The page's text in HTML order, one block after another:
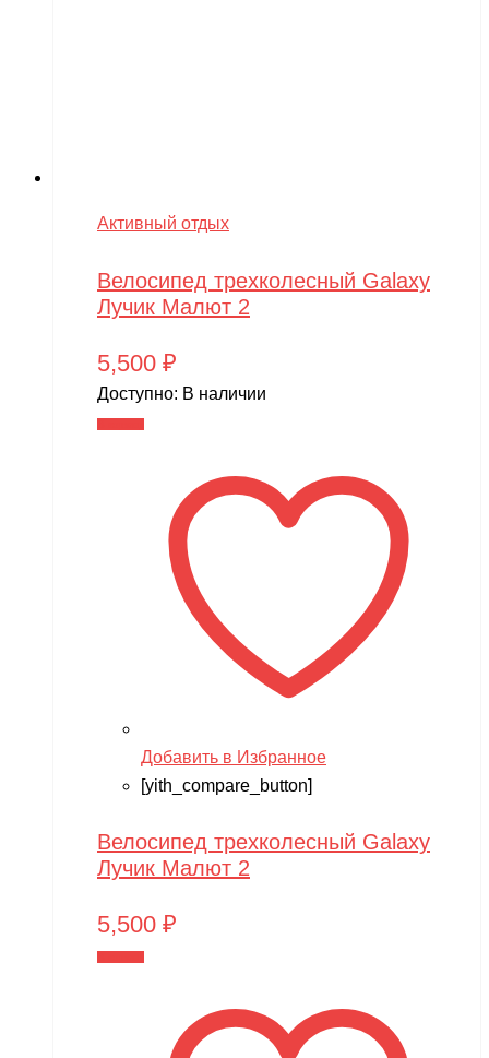
Активный отдых
Велосипед трехколесный Galaxy
Лучик Малют 2
5,500 ₽
Доступно: В наличии
Добавить в Избранное
[yith_compare_button]
Велосипед трехколесный Galaxy
Лучик Малют 2
5,500 ₽